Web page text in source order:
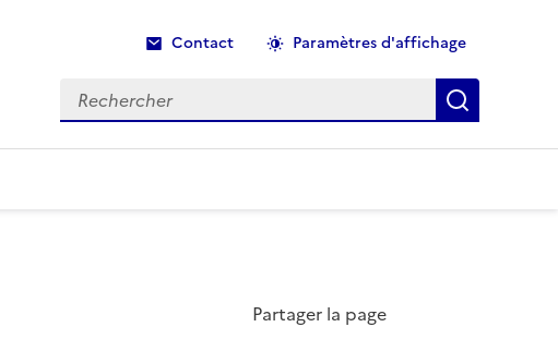
Contact Paramètres d'affichage
Rechercher
Recherche
Partager la page